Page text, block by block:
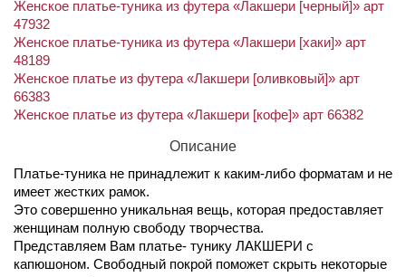
Женское платье-туника из футера «Лакшери [черный]» арт
47932
Женское платье-туника из футера «Лакшери [хаки]» арт
48189
Женское платье из футера «Лакшери [оливковый]» арт
66383
Женское платье из футера «Лакшери [кофе]» арт 66382
Описание
Платье-туника не принадлежит к каким-либо форматам и не
имеет жестких рамок.
Это совершенно уникальная вещь, которая предоставляет
женщинам полную свободу творчества.
Представляем Вам платье- тунику ЛАКШЕРИ с
капюшоном. Свободный покрой поможет скрыть некоторые